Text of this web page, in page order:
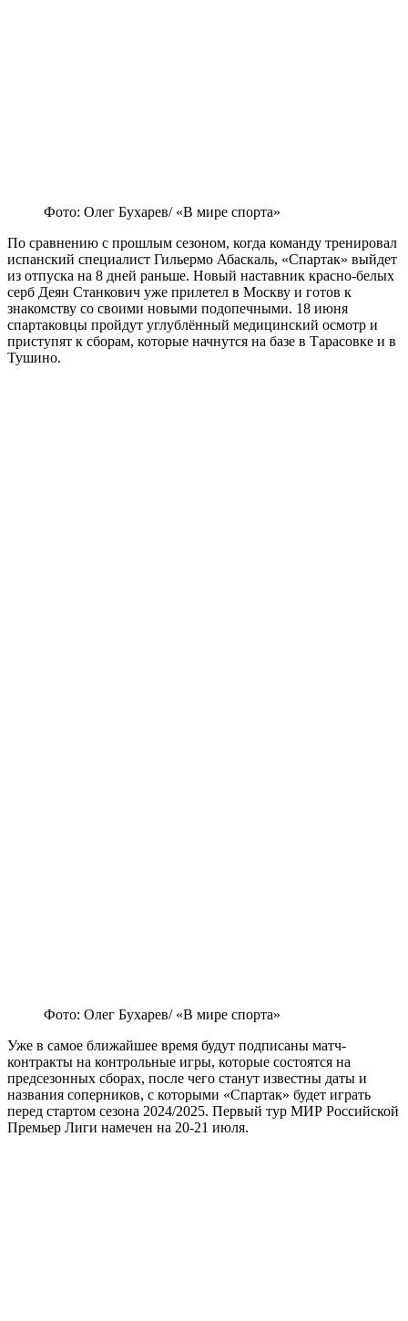
Фото: Олег Бухарев/ «В мире спорта»
По сравнению с прошлым сезоном, когда команду тренировал
испанский специалист Гильермо Абаскаль, «Спартак» выйдет
из отпуска на 8 дней раньше. Новый наставник красно-белых
серб Деян Станкович уже прилетел в Москву и готов к
знакомству со своими новыми подопечными. 18 июня
спартаковцы пройдут углублённый медицинский осмотр и
приступят к сборам, которые начнутся на базе в Тарасовке и в
Тушино.
Фото: Олег Бухарев/ «В мире спорта»
Уже в самое ближайшее время будут подписаны матч-
контракты на контрольные игры, которые состоятся на
предсезонных сборах, после чего станут известны даты и
названия соперников, с которыми «Спартак» будет играть
перед стартом сезона 2024/2025. Первый тур МИР Российской
Премьер Лиги намечен на 20-21 июля.